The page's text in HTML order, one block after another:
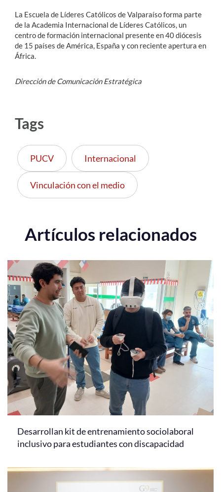
La Escuela de Líderes Católicos de Valparaíso forma parte
de la Academia Internacional de Líderes Católicos, un
centro de formación internacional presente en 40 diócesis
de 15 países de América, España y con reciente apertura en
África.
Dirección de Comunicación Estratégica
Tags
PUCV Internacional
Vinculación con el medio
Artículos relacionados
Desarrollan kit de entrenamiento sociolaboral
inclusivo para estudiantes con discapacidad